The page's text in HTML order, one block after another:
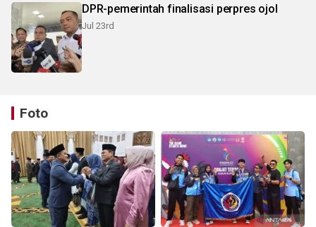
DPR-pemerintah finalisasi perpres ojol
Jul 23rd
Foto